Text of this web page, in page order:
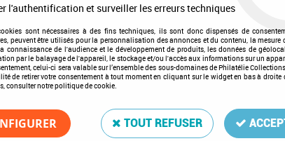
Coins autocollants
l'authentification et surveiller les erreurs techniques
sont nécessaires à des fins techniques, ils sont donc dispensés de
peuvent être utilisés pour la personnalisation des annonces et du contenu, la mesure
connaissance de l'audience et le développement de produits, les données de
par le balayage de l'appareil, le stockage et/ou l'accès aux informations sur un
celui-ci sera valable sur l’ensemble des sous-domaines de Philatélie
de retirer votre consentement à tout moment en cliquant sur le widget en bas à droite
consulter notre politique de cookie.
TOUT REFUSER